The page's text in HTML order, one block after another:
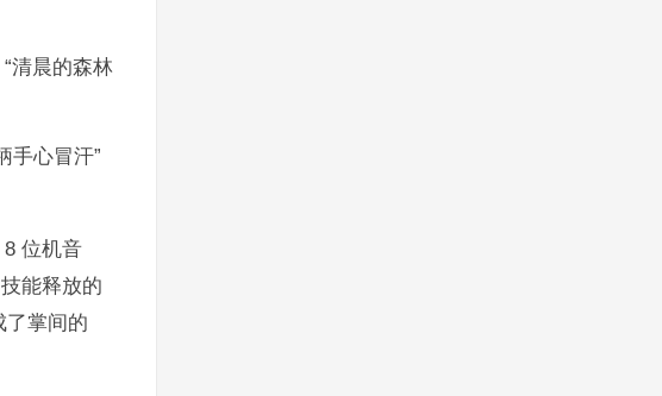
清晨的森林
手心冒汗”
位机音
能释放的
了掌间的